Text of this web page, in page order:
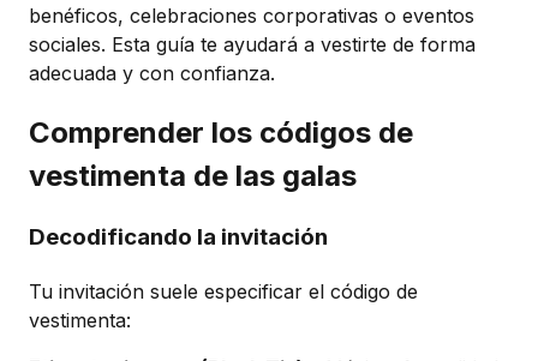
benéficos, celebraciones corporativas o eventos
sociales. Esta guía te ayudará a vestirte de forma
adecuada y con confianza.
Comprender los códigos de
vestimenta de las galas
Decodificando la invitación
Tu invitación suele especificar el código de
vestimenta: